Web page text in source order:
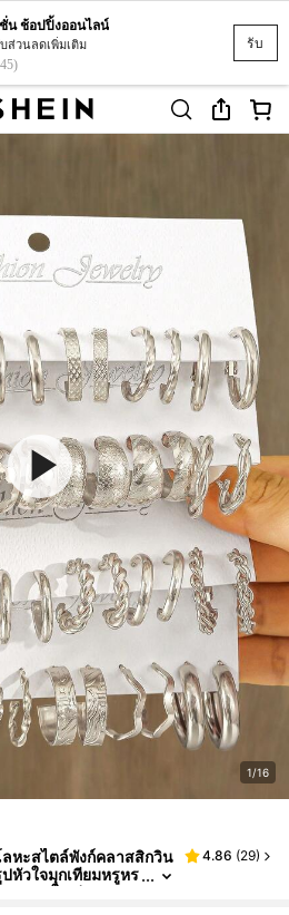
รับ
น ช้อปปิ้งออนไลน์
ส่วนลดเพิ่มเติม
1/16
หะสไตล์พังก์คลาสสิกวิน
หัวใจมุกเทียมหรูหร
ขนาดใหญ่, เหมาะ
4.86 (29)